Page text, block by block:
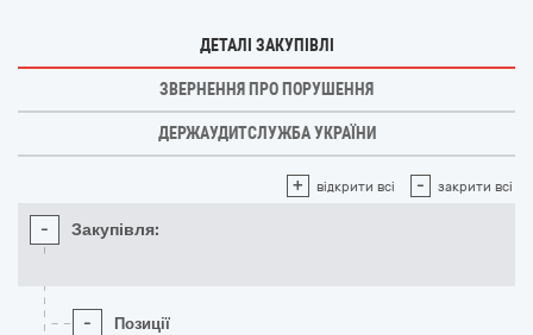
ДЕТАЛІ ЗАКУПІВЛІ
ЗВЕРНЕННЯ ПРО ПОРУШЕННЯ
ДЕРЖАУДИТСЛУЖБА УКРАЇНИ
+ відкрити всі - закрити всі
- Закупівля:
- Позиції